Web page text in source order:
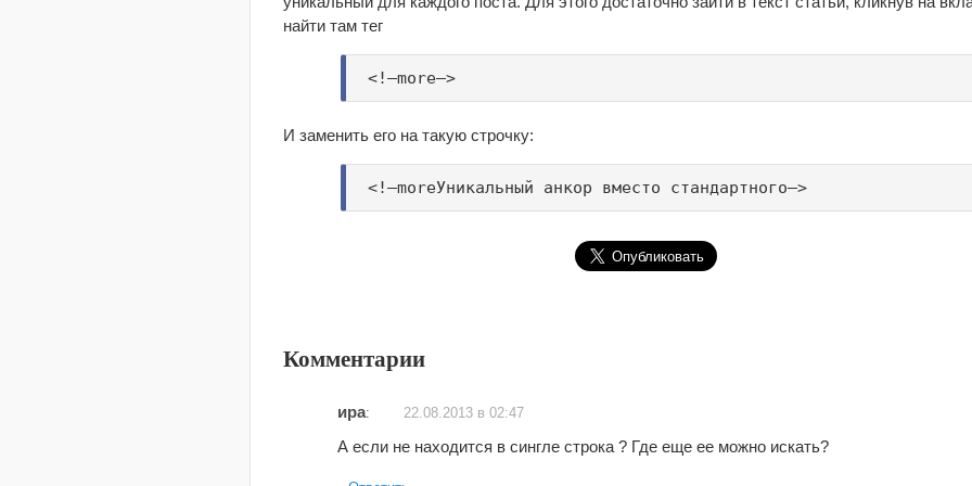
найти там тег
<!—more—>
И заменить его на такую строчку:
<!—moreУникальный анкор вместо стандартного—>
Комментарии
ира: 22.08.2013 в 02:47
А если не находится в сингле строка ? Где еще ее можно искать?